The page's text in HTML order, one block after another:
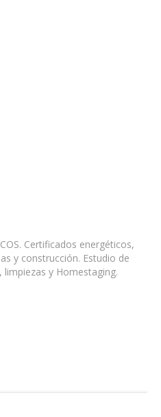
Certificados energéticos,
y construcción. Estudio de
y Homestaging.